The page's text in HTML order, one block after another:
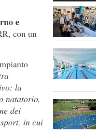
e
con un
la
natatorio,
dei
in cui